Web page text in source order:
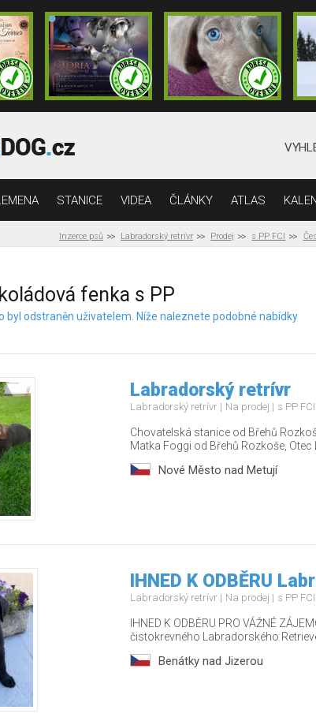
STANICE VIDEA ČLÁNKY ATLAS
Inzerce psů Labradorský retrívr Prodej s PP FCI
fenka s PP
byl odstraněn uživatelem. Níže naleznete podobné nabídky
Labradorský retrívr
Labradorský retrívr Na prodej s PP FCI
Chovatelská stanice od Břehů
Matka Foggi od Břehů Rozkoše, Otec
Nové Město nad Metují
IHNED K ODBĚRU
Labradorský retrívr Na prodej s PP FCI
IHNED K ODBĚRU PRO VÁŽNÉ
čistokrevného Labradorského
Benátky nad Jizerou